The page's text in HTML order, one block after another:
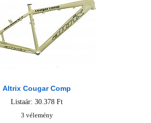
Altrix Cougar Comp
Listaár: 30.378 Ft
3 vélemény